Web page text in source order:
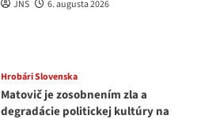
JNS 6. augusta 2026
Hrobári Slovenska
Matovič je zosobnením zla a
degradácie politickej kultúry na